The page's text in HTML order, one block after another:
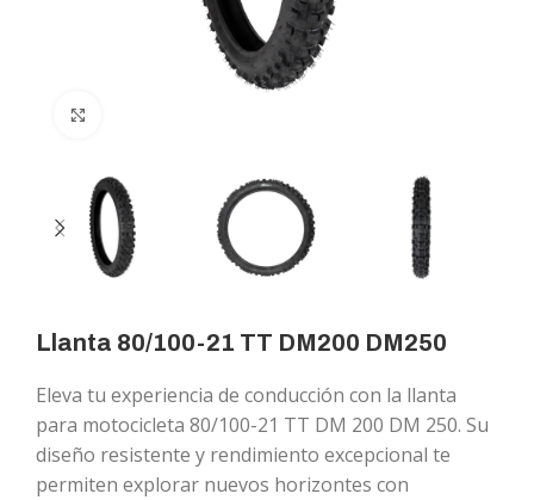
Llanta 80/100-21 TT DM200 DM250
Eleva tu experiencia de conducción con la llanta
para motocicleta 80/100-21 TT DM 200 DM 250. Su
diseño resistente y rendimiento excepcional te
permiten explorar nuevos horizontes con